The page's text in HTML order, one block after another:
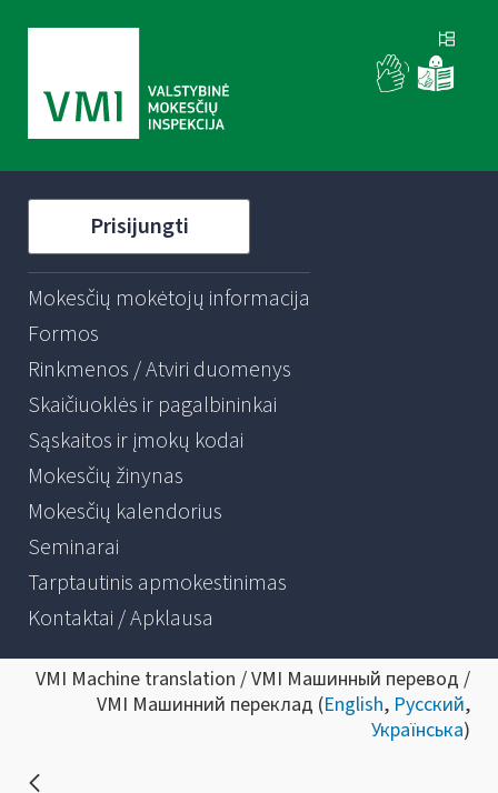
Prisijungti
Mokesčių mokėtojų informacija
Formos
Rinkmenos / Atviri duomenys
Skaičiuoklės ir pagalbininkai
Sąskaitos ir įmokų kodai
Mokesčių žinynas
Mokesčių kalendorius
Seminarai
Tarptautinis apmokestinimas
Kontaktai / Apklausa
VMI Machine translation / VMI Машинный перевод /
VMI Машинний переклад (English, Русский,
Українська)